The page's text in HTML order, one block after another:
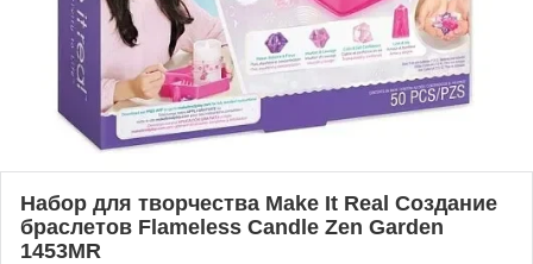
Набор для творчества Make It Real Создание
браслетов Flameless Candle Zen Garden
1453MR